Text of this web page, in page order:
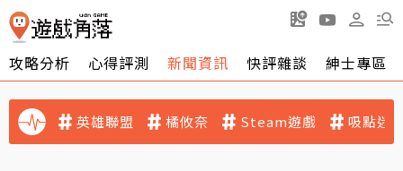
攻略分析 心得評測 新聞資訊 快評雜談 紳士專區
英雄聯盟 橘攸奈 Steam遊戲 吸點迷